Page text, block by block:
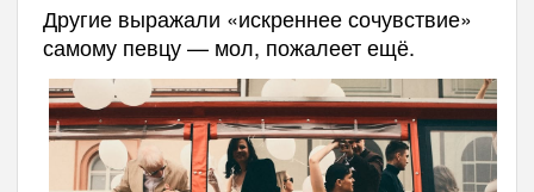
Другие выражали «искреннее сочувствие»
самому певцу — мол, пожалеет ещё.